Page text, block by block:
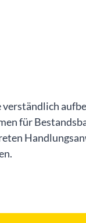
verständlich
für